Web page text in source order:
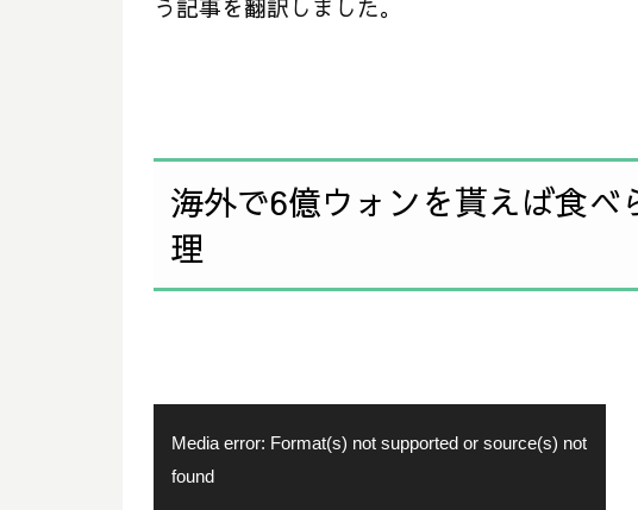
う記事を翻訳しました。
海外で6億ウォンを貰えば食
理
画
Media error: Format(s) not supported or source(s) not
found